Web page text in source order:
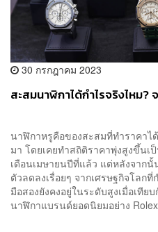
30 กรกฎาคม 2023
สะสมนาฬิกาได้กำไรจริงไหม
นาฬิกาหรูคือของสะสมที่ทำราคาไ
มา โดยเคยทำสถิติราคาพุ่งสูงขึ้น
เดือนเมษายนปีที่แล้ว แต่หลังจาก
ตัวลดลงเรื่อยๆ จากเศรษฐกิจโลก
มือสองยังคงอยู่ในระดับสูงเมื่อเที
นาฬิกาแบรนด์ยอดนิยมอย่าง